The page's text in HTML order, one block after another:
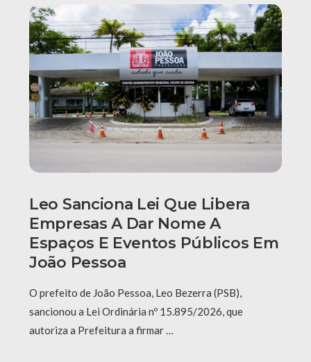
Leo Sanciona Lei Que Libera
Empresas A Dar Nome A
Espaços E Eventos Públicos Em
João Pessoa
O prefeito de João Pessoa, Leo Bezerra (PSB),
sancionou a Lei Ordinária nº 15.895/2026, que
autoriza a Prefeitura a firmar …